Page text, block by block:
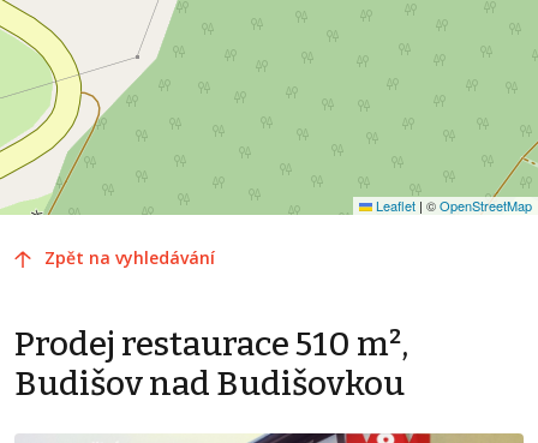
Leaflet | ©OpenStreetMap
Zpět na vyhledávání
Prodej restaurace 510 m²,
Budišov nad Budišovkou